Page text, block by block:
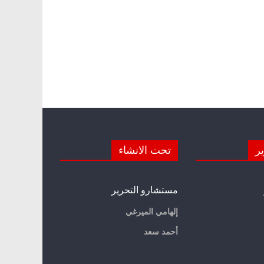
تحت الانشاء
مستشارو التحرير
إلهامي الميرغي
أحمد سعد